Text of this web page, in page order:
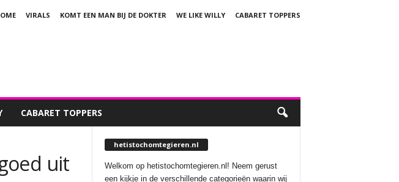
VIRALS KOMT EEN MAN BIJ DE DOKTER WE LIKE WILLY
CABARET TOPPERS
CABARET TOPPERS
uit
hetistochomtegieren.nl
Welkom op hetistochomtegieren.nl! Neem gerust
een kijkje in de verschillende categorieën waarin wij